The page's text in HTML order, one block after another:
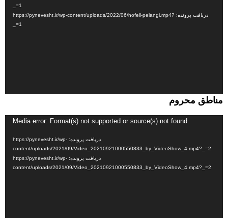
_=1
دریافت پرونده: https://pynevesht.ir/wp-content/uploads/2022/06/hofell-pelangi.mp4?
_=1
مناطق محروم
Media error: Format(s) not supported or source(s) not found
دریافت پرونده: https://pynevesht.ir/wp-
content/uploads/2021/09/Video_20210921000550833_by_VideoShow_4.mp4?_=2
دریافت پرونده: https://pynevesht.ir/wp-
content/uploads/2021/09/Video_20210921000550833_by_VideoShow_4.mp4?_=2